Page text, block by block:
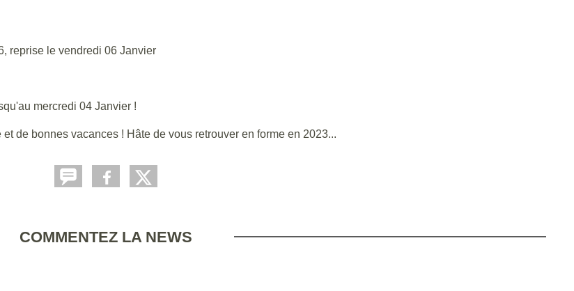
reprise le vendredi 06 Janvier
mercredi 04 Janvier !
de bonnes vacances ! Hâte de vous retrouver en forme en 2023...
COMMENTEZ LA NEWS